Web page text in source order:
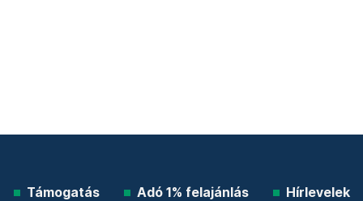
Támogatás Adó 1% felajánlás Hírlevelek